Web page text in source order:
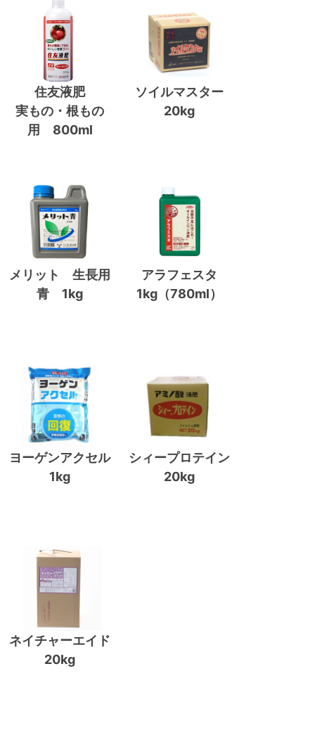
住友液肥
実もの・根もの
用 800ml
ソイルマスター
20kg
メリット 生長用
青 1kg
アラフェスタ
1kg（780ml）
ヨーゲンアクセル
1kg
シィープロテイン
20kg
ネイチャーエイド
20kg